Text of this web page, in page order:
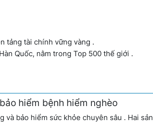
tảng tài chính vững vàng .
Quốc, nằm trong Top 500 thế giới .
hiểm bệnh hiểm nghèo
và bảo hiểm sức khỏe chuyên sâu . Hai sản